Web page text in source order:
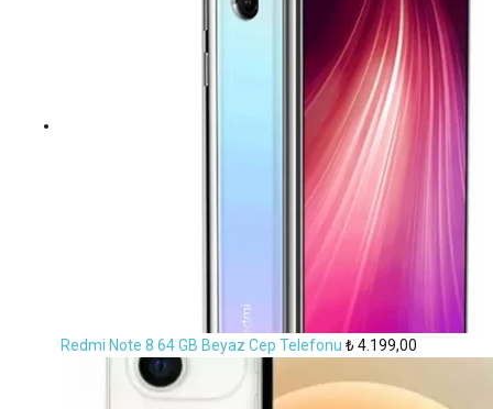
Redmi Note 8 64 GB Beyaz Cep Telefonu ₺4.199,00